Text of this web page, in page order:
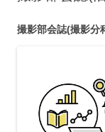
撮影部会誌(撮影分